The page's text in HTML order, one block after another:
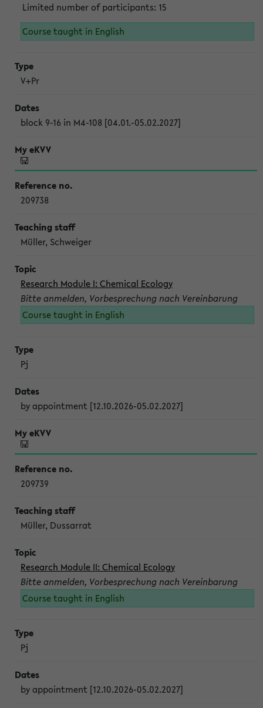
Limited number of participants: 15
Course taught in English
V+Pr
block 9-16 in M4-108 [04.01.-05.02.2027]
209738
Müller, Schweiger
Research Module I: Chemical Ecology
Bitte anmelden, Vorbesprechung nach Vereinbarung
Course taught in English
Pj
by appointment [12.10.2026-05.02.2027]
209739
Müller, Dussarrat
Research Module II: Chemical Ecology
Bitte anmelden, Vorbesprechung nach Vereinbarung
Course taught in English
Pj
by appointment [12.10.2026-05.02.2027]